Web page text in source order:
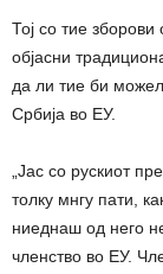
Тој со тие
објасни
да ли тие би
Србија во ЕУ.
„Јас со рускиот
толку мнгу пати,
ниеднаш од него
членство во ЕУ.